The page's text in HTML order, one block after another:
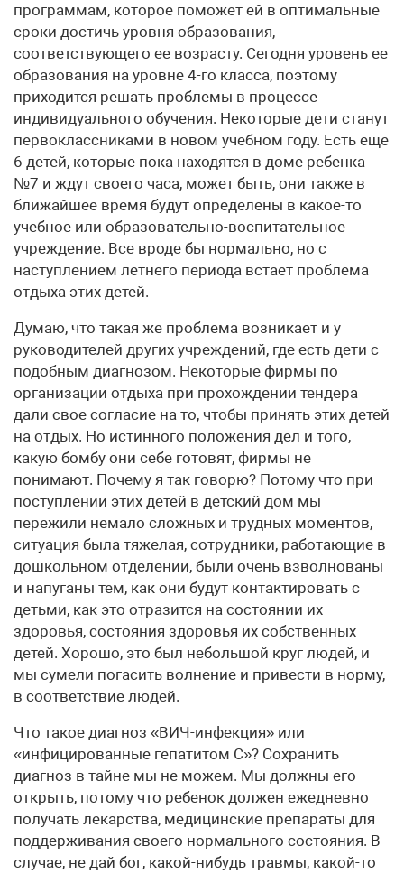
программам, которое поможет ей в оптимальные
сроки достичь уровня образования,
соответствующего ее возрасту. Сегодня уровень ее
образования на уровне 4-го класса, поэтому
приходится решать проблемы в процессе
индивидуального обучения. Некоторые дети станут
первоклассниками в новом учебном году. Есть еще
6 детей, которые пока находятся в доме ребенка
№7 и ждут своего часа, может быть, они также в
ближайшее время будут определены в какое-то
учебное или образовательно-воспитательное
учреждение. Все вроде бы нормально, но с
наступлением летнего периода встает проблема
отдыха этих детей.
Думаю, что такая же проблема возникает и у
руководителей других учреждений, где есть дети с
подобным диагнозом. Некоторые фирмы по
организации отдыха при прохождении тендера
дали свое согласие на то, чтобы принять этих детей
на отдых. Но истинного положения дел и того,
какую бомбу они себе готовят, фирмы не
понимают. Почему я так говорю? Потому что при
поступлении этих детей в детский дом мы
пережили немало сложных и трудных моментов,
ситуация была тяжелая, сотрудники, работающие в
дошкольном отделении, были очень взволнованы
и напуганы тем, как они будут контактировать с
детьми, как это отразится на состоянии их
здоровья, состояния здоровья их собственных
детей. Хорошо, это был небольшой круг людей, и
мы сумели погасить волнение и привести в норму,
в соответствие людей.
Что такое диагноз «ВИЧ-инфекция» или
«инфицированные гепатитом С»? Сохранить
диагноз в тайне мы не можем. Мы должны его
открыть, потому что ребенок должен ежедневно
получать лекарства, медицинские препараты для
поддерживания своего нормального состояния. В
случае, не дай бог, какой-нибудь травмы, какой-то